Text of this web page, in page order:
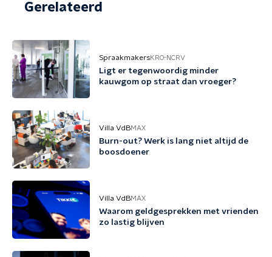
Gerelateerd
SpraakmakersKRO-NCRV
Ligt er tegenwoordig minder
kauwgom op straat dan vroeger?
Villa VdBMAX
Burn-out? Werk is lang niet altijd de
boosdoener
Villa VdBMAX
Waarom geldgesprekken met vrienden
zo lastig blijven